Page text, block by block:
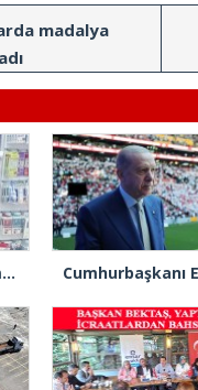
madalya
Yenilenmeden, ‘Yeni’ mümkün mü?